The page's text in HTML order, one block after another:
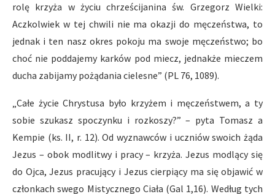
rolę krzyża w życiu chrześcijanina św. Grzegorz Wielki:
Aczkolwiek w tej chwili nie ma okazji do męczeństwa, to
jednak i ten nasz okres pokoju ma swoje męczeństwo; bo
choć nie poddajemy karków pod miecz, jednakże mieczem
ducha zabijamy pożądania cielesne” (PL 76, 1089).
„Całe życie Chrystusa było krzyżem i męczeństwem, a ty
sobie szukasz spoczynku i rozkoszy?” – pyta Tomasz a
Kempie (ks. II, r. 12). Od wyznawców i uczniów swoich żąda
Jezus – obok modlitwy i pracy – krzyża. Jezus modlący się
do Ojca, Jezus pracujący i Jezus cierpiący ma się objawić w
członkach swego Mistycznego Ciała (Gal 1,16). Według tych